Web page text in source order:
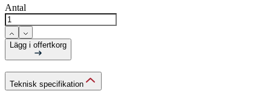
Antal
Lägg i offertkorg
Teknisk specifikation